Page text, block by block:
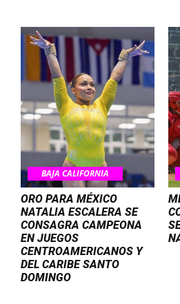
BAJA CALIFORNIA
ORO PARA MÉXICO
NATALIA ESCALERA SE
CONSAGRA CAMPEONA
EN JUEGOS
CENTROAMERICANOS Y
DEL CARIBE SANTO
DOMINGO